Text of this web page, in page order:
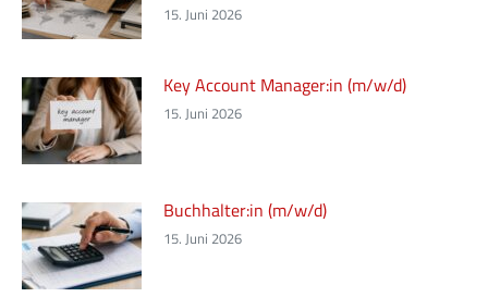
15. Juni 2026
Key Account Manager:in (m/w/d)
15. Juni 2026
Buchhalter:in (m/w/d)
15. Juni 2026